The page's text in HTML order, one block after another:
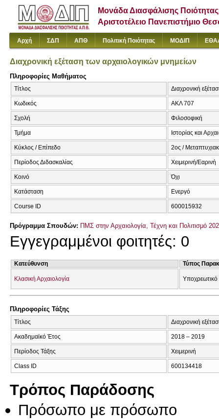
Μονάδα Διασφάλισης Ποιότητας
Αριστοτέλειο Πανεπιστήμιο
Αρχή ΣΔΠ ΑΠΘ Πολιτική Ποιότητας ΜΟΔΙΠ
Διαχρονική εξέταση των αρχαιολογικών μνημείων
Πληροφορίες Μαθήματος
Τίτλος Διαχρονική
Κωδικός ΑΚΛ 707
Σχολή Φιλοσοφική
Τμήμα Ιστορίας και
Κύκλος / Επίπεδο 2ος /
Περίοδος Διδασκαλίας Χειμερινή/Εαρινή
Κοινό Όχι
Κατάσταση Ενεργό
Course ID 600015932
Πρόγραμμα Σπουδών: ΠΜΣ στην Αρχαιολογία, Τέχνη και Πολιτισμό
Εγγεγραμμένοι φοιτητές: 0
Κατεύθυνση Τύπος
Κλασική Αρχαιολογία Υποχρεωτικό
Πληροφορίες Τάξης
Τίτλος Διαχρονική
Ακαδημαϊκό Έτος 2018 – 2019
Περίοδος Τάξης Χειμερινή
Class ID 600134418
Τρόπος Παράδοσης
Πρόσωπο με πρόσωπο